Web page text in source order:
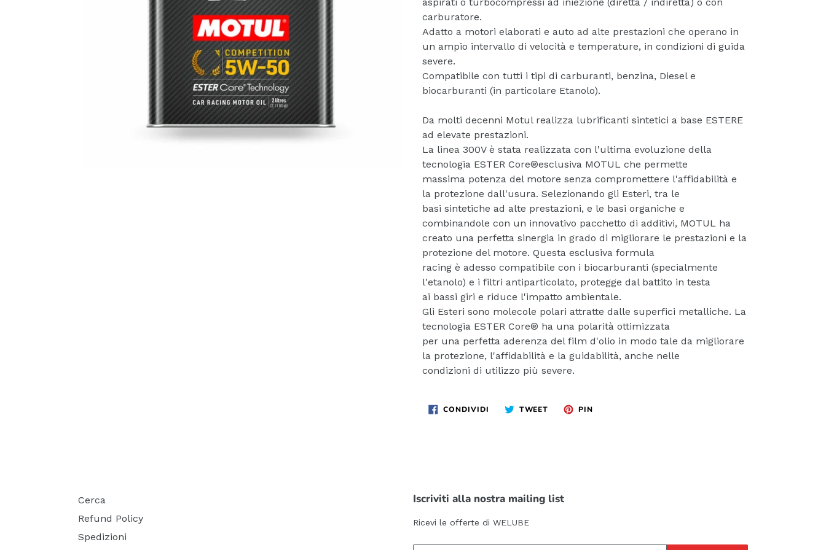
carburatore.
Adatto a motori elaborati e auto ad alte prestazioni che operano in
un ampio intervallo di velocità e temperature, in condizioni di guida
severe.
Compatibile con tutti i tipi di carburanti, benzina, Diesel e
biocarburanti (in particolare Etanolo).
Da molti decenni Motul realizza lubrificanti sintetici a base ESTERE
ad elevate prestazioni.
La linea 300V è stata realizzata con l'ultima evoluzione della
tecnologia ESTER Core®esclusiva MOTUL che permette
massima potenza del motore senza compromettere l'affidabilità e
la protezione dall'usura. Selezionando gli Esteri, tra le
basi sintetiche ad alte prestazioni, e le basi organiche e
combinandole con un innovativo pacchetto di additivi, MOTUL ha
creato una perfetta sinergia in grado di migliorare le prestazioni e la
protezione del motore. Questa esclusiva formula
racing è adesso compatibile con i biocarburanti (specialmente
l'etanolo) e i filtri antiparticolato, protegge dal battito in testa
ai bassi giri e riduce l'impatto ambientale.
Gli Esteri sono molecole polari attratte dalle superfici metalliche. La
tecnologia ESTER Core® ha una polarità ottimizzata
per una perfetta aderenza del film d'olio in modo tale da migliorare
la protezione, l'affidabilità e la guidabilità, anche nelle
condizioni di utilizzo più severe.
CONDIVIDI CONDIVIDITWEET TWITTAPIN
Cerca
Refund Policy
Spedizioni
Iscriviti alla nostra mailing list
Ricevi le offerte di WELUBE